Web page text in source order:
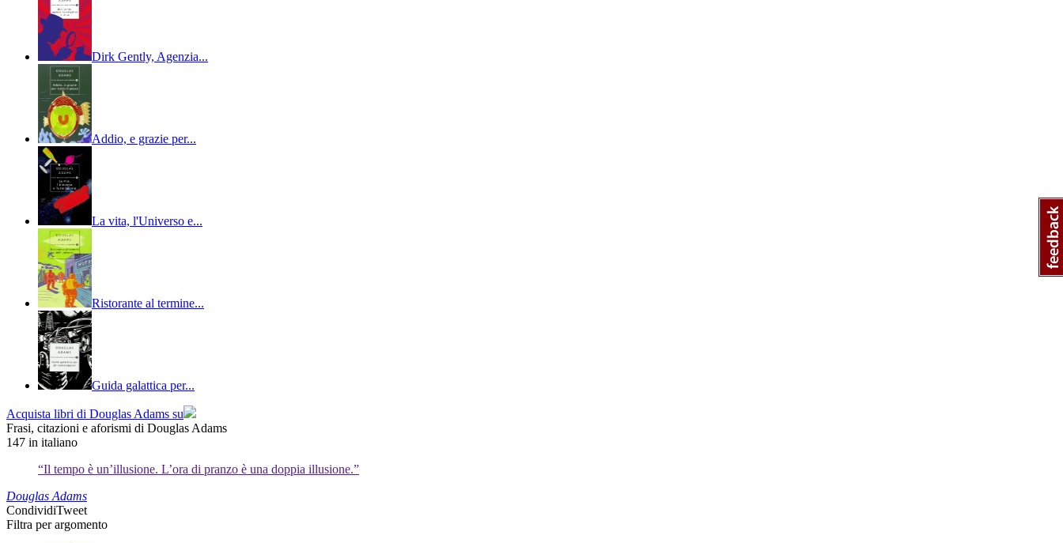
Dirk Gently, Agenzia...
Addio, e grazie per...
La vita, l'Universo e...
Ristorante al termine...
Guida galattica per...
Acquista libri di Douglas Adams su
Frasi, citazioni e aforismi di Douglas Adams
147 in italiano
“Il tempo è un’illusione. L’ora di pranzo è una doppia illusione.”
Douglas Adams
CondividiTweet
Filtra per argomento